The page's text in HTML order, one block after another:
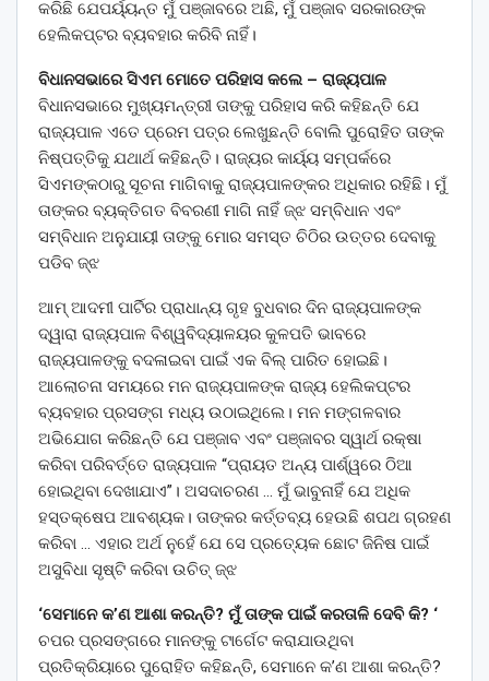
କରିଛି ଯେପର୍ୟ୍ୟନ୍ତ ମୁଁ ପଞ୍ଜାବରେ ଅଛି, ମୁଁ ପଞ୍ଜାବ ସରକାରଙ୍କ
ହେଲିକପ୍ଟର ବ୍ୟବହାର କରିବି ନାହିଁ।
ବିଧାନସଭାରେ ସିଏମ ମୋତେ ପରିହାସ କଲେ – ରାଜ୍ୟପାଳ
ବିଧାନସଭାରେ ମୁଖ୍ୟମନ୍ତ୍ରୀ ତାଙ୍କୁ ପରିହାସ କରି କହିଛନ୍ତି ଯେ
ରାଜ୍ୟପାଳ ଏତେ ପ୍ରେମ ପତ୍ର ଲେଖୁଛନ୍ତି ବୋଲି ପୁରୋହିତ ତାଙ୍କ
ନିଷ୍ପତ୍ତିକୁ ଯଥାର୍ଥ କହିଛନ୍ତି। ରାଜ୍ୟର କାର୍ୟ୍ୟ ସମ୍ପର୍କରେ
ସିଏମଙ୍କଠାରୁ ସୂଚନା ମାଗିବାକୁ ରାଜ୍ୟପାଳଙ୍କର ଅଧିକାର ରହିଛି। ମୁଁ
ତାଙ୍କର ବ୍ୟକ୍ତିଗତ ବିବରଣୀ ମାଗି ନାହିଁ ଜ୍ଝ ସମ୍ବିଧାନ ଏବଂ
ସମ୍ବିଧାନ ଅନୁଯାୟୀ ତାଙ୍କୁ ମୋର ସମସ୍ତ ଚିଠିର ଉତ୍ତର ଦେବାକୁ
ପଡିବ ଜ୍ଝ
ଆମ୍ ଆଦମୀ ପାର୍ଟିର ପ୍ରାଧାନ୍ୟ ଗୃହ ବୁଧବାର ଦିନ ରାଜ୍ୟପାଳଙ୍କ
ଦ୍ୱାରା ରାଜ୍ୟପାଳ ବିଶ୍ୱବିଦ୍ୟାଳୟର କୁଳପତି ଭାବରେ
ରାଜ୍ୟପାଳଙ୍କୁ ବଦଳାଇବା ପାଇଁ ଏକ ବିଲ୍ ପାରିତ ହୋଇଛି।
ଆଲୋଚନା ସମୟରେ ମନ ରାଜ୍ୟପାଳଙ୍କ ରାଜ୍ୟ ହେଲିକପ୍ଟର
ବ୍ୟବହାର ପ୍ରସଙ୍ଗ ମଧ୍ୟ ଉଠାଇଥିଲେ। ମନ ମଙ୍ଗଳବାର
ଅଭିଯୋଗ କରିଛନ୍ତି ଯେ ପଞ୍ଜାବ ଏବଂ ପଞ୍ଜାବର ସ୍ୱାର୍ଥ ରକ୍ଷା
କରିବା ପରିବର୍ତ୍ତେ ରାଜ୍ୟପାଳ “ପ୍ରାୟତ ଅନ୍ୟ ପାର୍ଶ୍ୱରେ ଠିଆ
ହୋଇଥିବା ଦେଖାଯାଏ”। ଅସଦାଚରଣ … ମୁଁ ଭାବୁନାହିଁ ଯେ ଅଧିକ
ହସ୍ତକ୍ଷେପ ଆବଶ୍ୟକ। ତାଙ୍କର କର୍ତ୍ତବ୍ୟ ହେଉଛି ଶପଥ ଗ୍ରହଣ
କରିବା … ଏହାର ଅର୍ଥ ନୁହେଁ ଯେ ସେ ପ୍ରତ୍ୟେକ ଛୋଟ ଜିନିଷ ପାଇଁ
ଅସୁବିଧା ସୃଷ୍ଟି କରିବା ଉଚିତ୍ ଜ୍ଝ
‘ସେମାନେ କ’ଣ ଆଶା କରନ୍ତି? ମୁଁ ତାଙ୍କ ପାଇଁ କରତାଳି ଦେବି କି? ‘
ଚପର ପ୍ରସଙ୍ଗରେ ମାନଙ୍କୁ ଟାର୍ଗେଟ କରାଯାଉଥିବା
ପ୍ରତିକ୍ରିୟାରେ ପୁରୋହିତ କହିଛନ୍ତି, ସେମାନେ କ’ଣ ଆଶା କରନ୍ତି?